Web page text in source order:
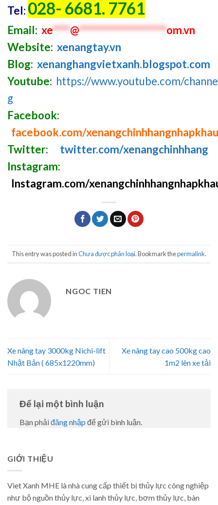
Tel: 028- 6681. 7761
Email: xe****@********************om.vn
Website: xenangtay.vn
Blog: xenanghangvietxanh.blogspot.com
Youtube: https://www.youtube.com/
g
Facebook:
facebook.com/xenangchinhhangnhapkhau
Twitter:
twitter.com/xenangchinhhang
Instagram:
Instagram.com/
This entry was posted inChưa được phân loại. Bookmark thepermalink.
NGOC TIEN
Xe nâng tay 3000kg Nichi-lift
Nhật Bản ( 685x1220mm)
Xe nâng tay cao 500kg cao
1m2 lên xe tải
Để lại một bình luận
Bạn phải đăng nhập để gửi bình luận.
GIỚI THIỆU
Viet Xanh MHE là nhà cung cấp thiết bị thủy lực công nghiệp
như bộ nguồn thủy lực, xi lanh thủy lực, bơm thủy lực, bàn